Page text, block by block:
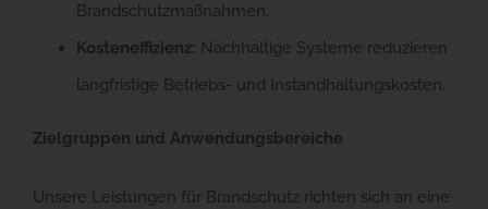
Brandschutzmaßnahmen.
Kosteneffizienz: Nachhaltige Systeme reduzieren
langfristige Betriebs- und Instandhaltungskosten.
Zielgruppen und Anwendungsbereiche
Unsere Leistungen für Brandschutz richten sich an eine